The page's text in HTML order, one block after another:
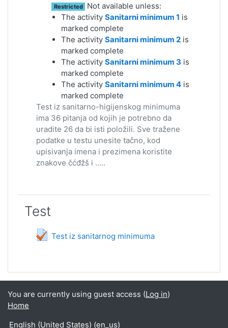
Restricted
Not available unless:
The activitySanitarni minimum 1 is
marked complete
The activitySanitarni minimum 2 is
marked complete
The activitySanitarni minimum 3 is
marked complete
The activitySanitarni minimum 4 is
marked complete
Test iz sanitarno-higijenskog minimuma
ima 36 pitanja od kojih je potrebno da
uradite 26 da bi isti položili. Sve tražene
podatke u testu unesite tačno, kod
upisivanja imena i prezimena koristite
znakove čćđžš i .....
Test
Test iz sanitarnog minimuma
Quiz
You are currently using guest access (Log in)
Home
English (United States) ‎(en_us)‎